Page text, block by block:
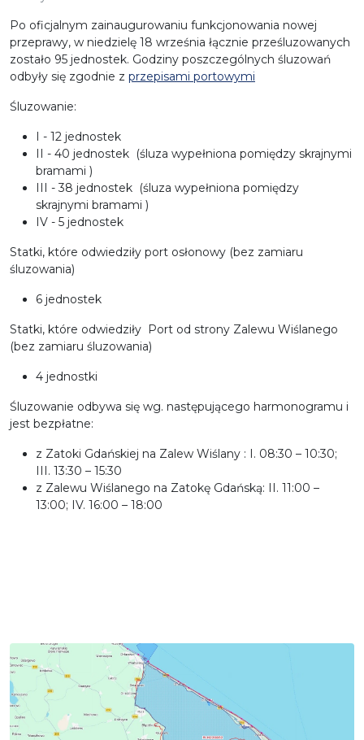
Po oficjalnym zainaugurowaniu funkcjonowania nowej
przeprawy, w niedzielę 18 września łącznie prześluzowanych
zostało 95 jednostek. Godziny poszczególnych śluzowań
odbyły się zgodnie z przepisami portowymi
Śluzowanie:
I - 12 jednostek
II - 40 jednostek (śluza wypełniona pomiędzy skrajnymi
bramami )
III - 38 jednostek (śluza wypełniona pomiędzy
skrajnymi bramami )
IV - 5 jednostek
Statki, które odwiedziły port osłonowy (bez zamiaru
śluzowania)
6 jednostek
Statki, które odwiedziły Port od strony Zalewu Wiślanego
(bez zamiaru śluzowania)
4 jednostki
Śluzowanie odbywa się wg. następującego harmonogramu i
jest bezpłatne:
z Zatoki Gdańskiej na Zalew Wiślany : I. 08:30 – 10:30;
III. 13:30 – 15:30
z Zalewu Wiślanego na Zatokę Gdańską: II. 11:00 –
13:00; IV. 16:00 – 18:00